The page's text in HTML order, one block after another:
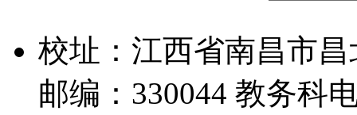
校址：江西省南昌市
邮编：330044 教务科